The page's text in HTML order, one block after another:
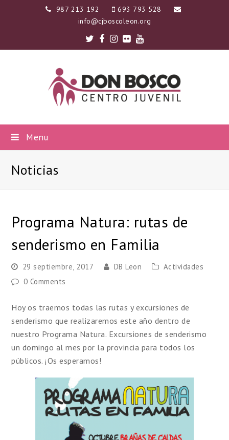
987 213 192
693 793 528
info@cjboscoleon.org
Twitter
Facebook
Instagram
FlickrYoutube
Menu
Noticias
Programa Natura: rutas de
senderismo en Familia
29 septiembre, 2017 DB Leon
Actividades
0 Comments
Hoy os traemos todas las rutas y excursiones de
senderismo que realizaremos este año dentro de
nuestro Programa Natura. Excursiones de senderismo
un domingo al mes por la provincia para todos los
públicos. ¡Os esperamos!